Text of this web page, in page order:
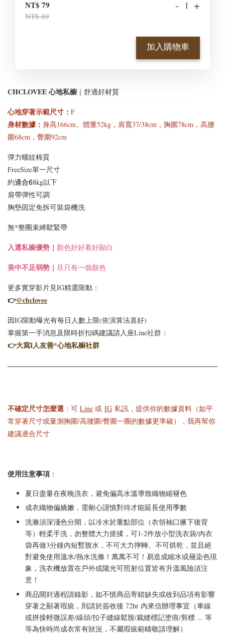
NT$ 79
NT$ 89
- +
加入購物車
CHCLOVEE 心地私櫥 ｜舒適好材質
心地穿著示範尺寸 ： F
身材數據： 身高166cm、體重52kg，肩寬37/38cm，胸圍78cm，高腰
圍68cm，臀圍92cm
彈力螺紋棉質
FreeSize單一尺寸
約適合68kg以下
肩帶彈性可調
胸墊固定免拆可裝袋機洗
無*整圈束縛鬆緊帶
入選私櫥優勢｜ 顏色好好看好顯白
美中不足弱勢｜ 旦只有一個顏色
更多實穿影片見IG精選限動：
👉@chclovee
因IG限動曝光有每日人數上限(依演算法喜好)
掌握第一手消息及限時折扣碼建議請入座Line社群：
👉大寫I人友善*心地私櫥社群
不確定尺寸怎麼選 ：可 Line 或 IG 私訊，提供你的數據資料（如平
常穿著尺寸或量測胸圍/高腰圍/臀圍一圈的數據更準確），我再幫你
建議適合尺寸
使用注意事項 ：
夏日盡量在夜晚洗衣，避免偏高水溫導致織物縮褪色
成衣織物偏嬌嫩，需耐心謹慎對待才能延長使用季數
洗滌須深淺色分開，以冷水於重點部位（衣領袖口腋下後背
等）輕柔手洗，勿整體大力搓揉，可1-2件放小型洗衣袋/內衣
袋再做3分鐘內短暫脫水，不可大力擰轉、不可烘乾，並且絕
對避免使用溫水/熱水洗滌！萬萬不可！易造成縮水或褪染色現
象，洗衣機放置在戶外或陽光可照射位置皆有升溫風險須注
意！
商品開封過程請錄影，如不慎商品寄錯缺失或收到品項有影響
穿著之顯著瑕疵，則請於簽收後 72hr 內來信辦理事宜（車線
或拼接輕微誤差/線頭/扣子縫線鬆脫/裁縫標記塗痕/剪標 ... 等
等為快時尚成衣常有狀況，不屬瑕疵範疇敬請理解）